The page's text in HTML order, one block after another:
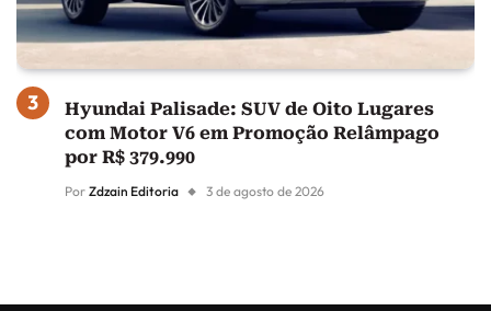
Hyundai Palisade: SUV de Oito Lugares
com Motor V6 em Promoção Relâmpago
por R$ 379.990
Por Zdzain Editoria 3 de agosto de 2026